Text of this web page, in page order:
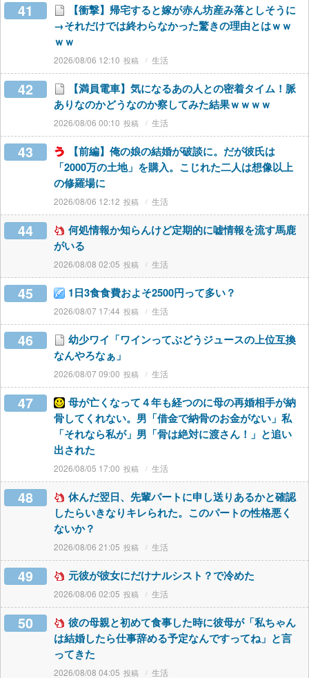
41
【衝撃】帰宅すると嫁が赤ん坊産み落としそうに
→それだけでは終わらなかった驚きの理由とはｗｗ
ｗｗ
2026/08/06 12:10 生活
42
【満員電車】気になるあの人との密着タイム！脈
ありなのかどうなのか察してみた結果ｗｗｗｗ
2026/08/06 00:10 生活
43
【前編】俺の娘の結婚が破談に。だが彼氏は
「2000万の土地」を購入。こじれた二人は想像以上
の修羅場に
2026/08/06 12:12 生活
44
何処情報か知らんけど定期的に嘘情報を流す馬鹿
がいる
2026/08/08 02:05 生活
45 1日3食食費およそ2500円って多い？
2026/08/07 17:44 生活
46
幼少ワイ「ワインってぶどうジュースの上位互換
なんやろなぁ」
2026/08/07 09:00 生活
47
母が亡くなって４年も経つのに母の再婚相手が納
骨してくれない。男「借金で納骨のお金がない」私
「それなら私が」男「骨は絶対に渡さん！」と追い
出された
2026/08/05 17:00 生活
48
休んだ翌日、先輩パートに申し送りあるかと確認
したらいきなりキレられた。このパートの性格悪く
ないか？
2026/08/06 21:05 生活
49 元彼が彼女にだけナルシスト？で冷めた
2026/08/06 02:05 生活
50
彼の母親と初めて食事した時に彼母が「私ちゃん
は結婚したら仕事辞める予定なんですってね」と言
ってきた
2026/08/08 04:05 生活